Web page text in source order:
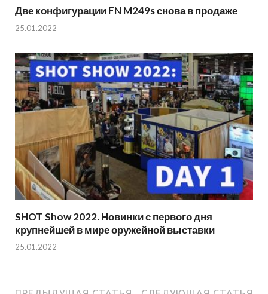
Две конфигурации FN M249s снова в продаже
25.01.2022
SHOT Show 2022. Новинки с первого дня
крупнейшей в мире оружейной выставки
25.01.2022